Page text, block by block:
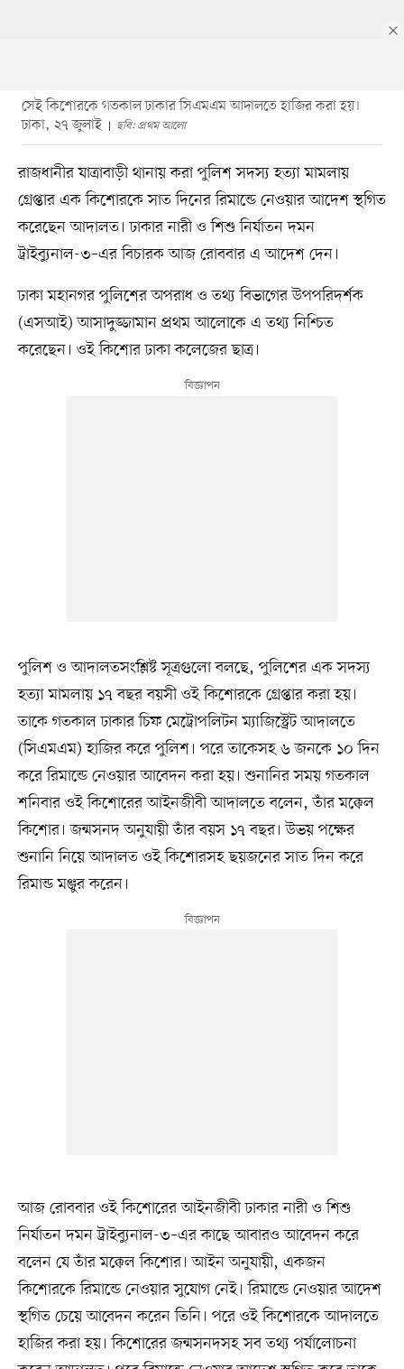
সেই কিশোরকে গতকাল ঢাকার সিএমএম আদালতে হাজির করা হয়।
ঢাকা, ২৭ জুলাই
ছবি: প্রথম আলো
রাজধানীর যাত্রাবাড়ী থানায় করা পুলিশ সদস্য হত্যা মামলায়
গ্রেপ্তার এক কিশোরকে সাত দিনের রিমান্ডে নেওয়ার আদেশ স্থগিত
করেছেন আদালত। ঢাকার নারী ও শিশু নির্যাতন দমন
ট্রাইব্যুনাল-৩–এর বিচারক আজ রোববার এ আদেশ দেন।
ঢাকা মহানগর পুলিশের অপরাধ ও তথ্য বিভাগের উপপরিদর্শক
(এসআই) আসাদুজ্জামান প্রথম আলোকে এ তথ্য নিশ্চিত
করেছেন। ওই কিশোর ঢাকা কলেজের ছাত্র।
পুলিশ ও আদালতসংশ্লিষ্ট সূত্রগুলো বলছে, পুলিশের এক সদস্য
হত্যা মামলায় ১৭ বছর বয়সী ওই কিশোরকে গ্রেপ্তার করা হয়।
তাকে গতকাল ঢাকার চিফ মেট্রোপলিটন ম্যাজিস্ট্রেট আদালতে
(সিএমএম) হাজির করে পুলিশ। পরে তাকেসহ ৬ জনকে ১০ দিন
করে রিমান্ডে নেওয়ার আবেদন করা হয়। শুনানির সময় গতকাল
শনিবার ওই কিশোরের আইনজীবী আদালতে বলেন, তাঁর মক্কেল
কিশোর। জন্মসনদ অনুযায়ী তাঁর বয়স ১৭ বছর। উভয় পক্ষের
শুনানি নিয়ে আদালত ওই কিশোরসহ ছয়জনের সাত দিন করে
রিমান্ড মঞ্জুর করেন।
আজ রোববার ওই কিশোরের আইনজীবী ঢাকার নারী ও শিশু
নির্যাতন দমন ট্রাইব্যুনাল-৩–এর কাছে আবারও আবেদন করে
বলেন যে তাঁর মক্কেল কিশোর। আইন অনুযায়ী, একজন
কিশোরকে রিমান্ডে নেওয়ার সুযোগ নেই। রিমান্ডে নেওয়ার আদেশ
স্থগিত চেয়ে আবেদন করেন তিনি। পরে ওই কিশোরকে আদালতে
হাজির করা হয়। কিশোরের জন্মসনদসহ সব তথ্য পর্যালোচনা